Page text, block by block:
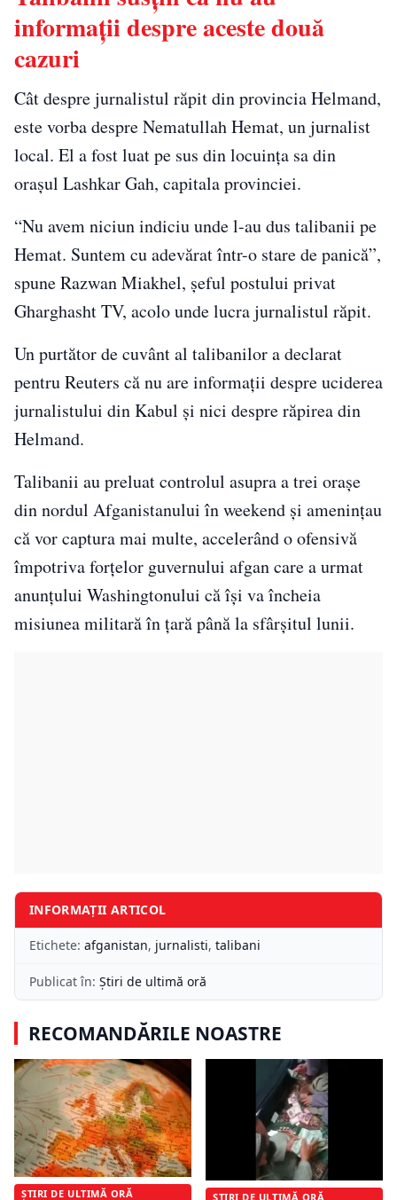
informaţii despre aceste două
cazuri
Cât despre jurnalistul răpit din provincia Helmand,
este vorba despre Nematullah Hemat, un jurnalist
local. El a fost luat pe sus din locuinţa sa din
orașul Lashkar Gah, capitala provinciei.
“Nu avem niciun indiciu unde l-au dus talibanii pe
Hemat. Suntem cu adevărat într-o stare de panică”,
spune Razwan Miakhel, şeful postului privat
Gharghasht TV, acolo unde lucra jurnalistul răpit.
Un purtător de cuvânt al talibanilor a declarat
pentru Reuters că nu are informații despre uciderea
jurnalistului din Kabul și nici despre răpirea din
Helmand.
Talibanii au preluat controlul asupra a trei orașe
din nordul Afganistanului în weekend și amenințau
că vor captura mai multe, accelerând o ofensivă
împotriva forțelor guvernului afgan care a urmat
anunțului Washingtonului că își va încheia
misiunea militară în țară până la sfârșitul lunii.
INFORMAȚII ARTICOL
Etichete: afganistan, jurnalisti, talibani
Publicat în: Știri de ultimă oră
RECOMANDĂRILE NOASTRE
ȘTIRI DE ULTIMĂ ORĂ ȘTIRI DE ULTIMĂ ORĂ